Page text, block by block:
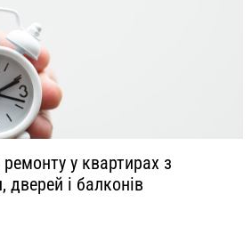
у квартирах з
дверей і балконів